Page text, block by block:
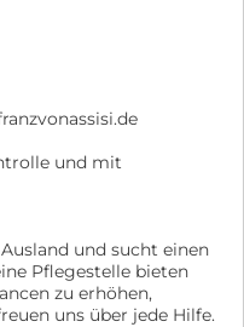
und mit
und sucht einen
Pflegestelle bieten
zu erhöhen,
uns über jede Hilfe.